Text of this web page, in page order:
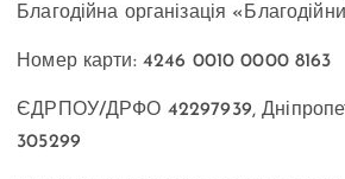
Благодійна організація
Номер карти: 4246 0010 0000 8163
ЄДРПОУ/ДРФО 42297939,
305299